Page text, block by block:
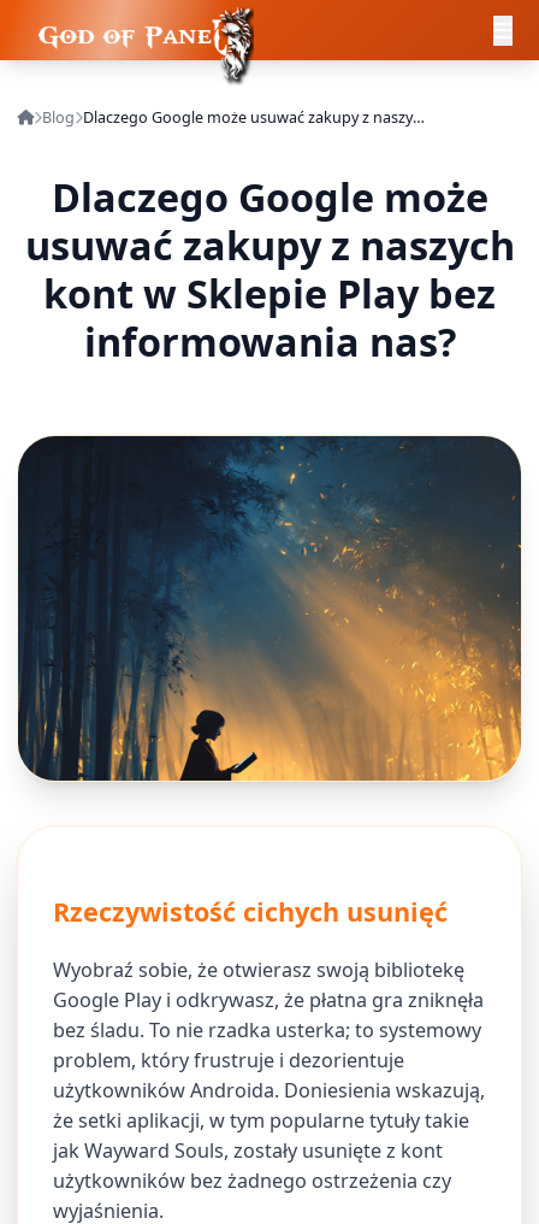
Blog Dlaczego Google może usuwać zakupy z naszych kont w Sklepie Play bez informowania nas?
Dlaczego Google może
usuwać zakupy z naszych
kont w Sklepie Play bez
informowania nas?
Rzeczywistość cichych usunięć
Wyobraź sobie, że otwierasz swoją bibliotekę
Google Play i odkrywasz, że płatna gra zniknęła
bez śladu. To nie rzadka usterka; to systemowy
problem, który frustruje i dezorientuje
użytkowników Androida. Doniesienia wskazują,
że setki aplikacji, w tym popularne tytuły takie
jak Wayward Souls, zostały usunięte z kont
użytkowników bez żadnego ostrzeżenia czy
wyjaśnienia.